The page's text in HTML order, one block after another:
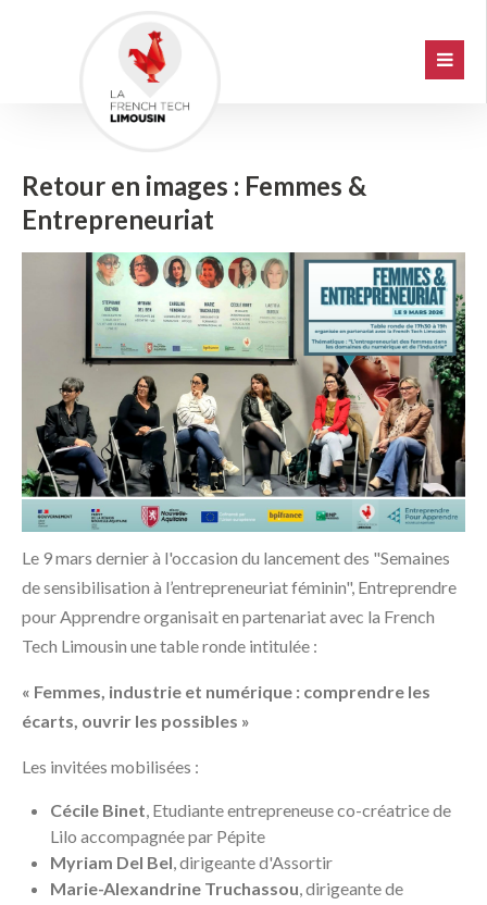
Retour en images : Femmes &
Entrepreneuriat
Le 9 mars dernier à l'occasion du lancement des "Semaines
de sensibilisation à l’entrepreneuriat féminin", Entreprendre
pour Apprendre organisait en partenariat avec la French
Tech Limousin une table ronde intitulée :
« Femmes, industrie et numérique : comprendre les
écarts, ouvrir les possibles »
Les invitées mobilisées :
Cécile Binet, Etudiante entrepreneuse co-créatrice de
Lilo accompagnée par Pépite
Myriam Del Bel, dirigeante d'Assortir
Marie-Alexandrine Truchassou, dirigeante de